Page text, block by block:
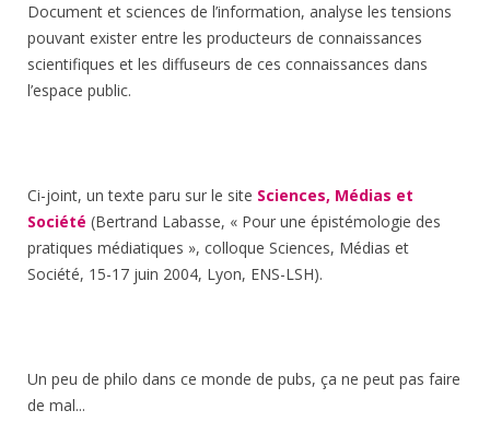
Document et sciences de l’information, analyse les tensions
pouvant exister entre les producteurs de connaissances
scientifiques et les diffuseurs de ces connaissances dans
l’espace public.
Ci-joint, un texte paru sur le site Sciences, Médias et
Société (Bertrand Labasse, « Pour une épistémologie des
pratiques médiatiques », colloque Sciences, Médias et
Société, 15-17 juin 2004, Lyon, ENS-LSH).
Un peu de philo dans ce monde de pubs, ça ne peut pas faire
de mal...